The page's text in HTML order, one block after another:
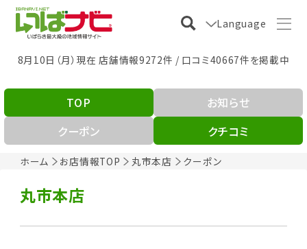
Language
8月10日（月）現在 店舗情報9272件 / 口コミ40667件を掲載中
ホーム お店情報TOP 丸市本店 クーポン
TOP
お知らせ
クーポン
クチコミ
丸市本店